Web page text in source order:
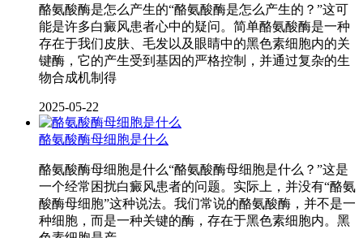
酪氨酸酶是怎么产生的“酪氨酸酶是怎么产生的？”这可
能是许多白癜风患者心中的疑问。简单酪氨酸酶是一种
存在于我们皮肤、毛发以及眼睛中的黑色素细胞内的关
键酶，它的产生受到基因的严格控制，并通过复杂的生
物合成机制得
2025-05-22
酪氨酸酶母细胞是什么
酪氨酸酶母细胞是什么“酪氨酸酶母细胞是什么？”这是
一个经常困扰白癜风患者的问题。实际上，并没有“酪氨
酸酶母细胞”这种说法。我们常说的酪氨酸酶，并不是一
种细胞，而是一种关键的酶，存在于黑色素细胞内。黑